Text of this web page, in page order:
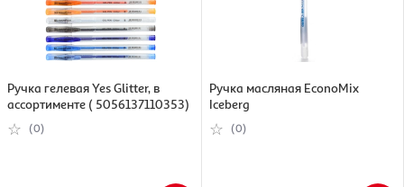
Ручка гелевая Yes Glitter, в
ассортименте ( 5056137110353)
(0)
Ручка масляная EconoMix
Iceberg
(0)